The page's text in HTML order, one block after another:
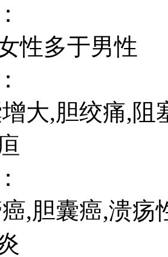
性多于男性
大,胆绞痛,
,胆囊癌,溃疡